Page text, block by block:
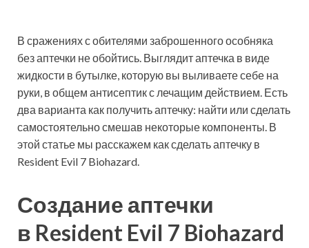
В сражениях с обителями заброшенного особняка
без аптечки не обойтись. Выглядит аптечка в виде
жидкости в бутылке, которую вы выливаете себе на
руки, в общем антисептик с лечащим действием. Есть
два варианта как получить аптечку: найти или сделать
самостоятельно смешав некоторые компоненты. В
этой статье мы расскажем как сделать аптечку в
Resident Evil 7 Biohazard.
Создание аптечки
в Resident Evil 7 Biohazard